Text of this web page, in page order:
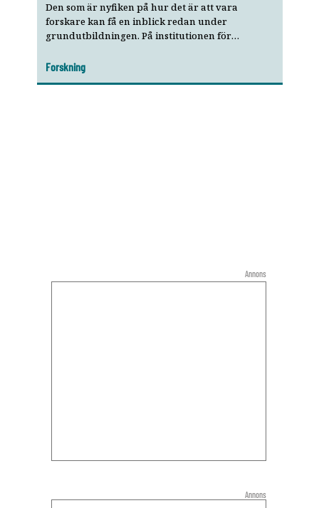
Den som är nyfiken på hur det är att vara
forskare kan få en inblick redan under
grundutbildningen. På institutionen för
satsat på så kallade amanuenstjänster för att
Forskning
Annons
Annons